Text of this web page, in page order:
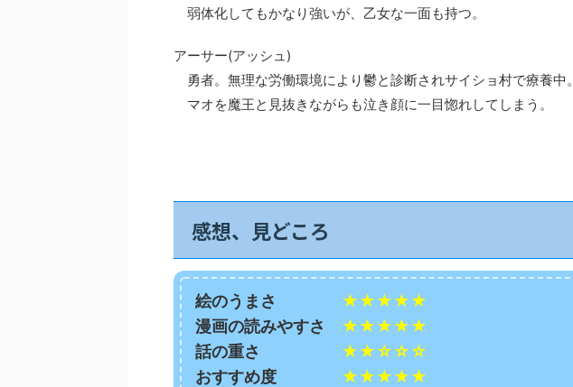
弱体化してもかなり強いが、乙女な一面も持つ。
アーサー(アッシュ)
勇者。無理な労働環境により鬱と診断されサイショ村で療養中。
マオを魔王と見抜きながらも泣き顔に一目惚れしてしまう。
感想、見どころ
絵のうまさ ★★★★★
漫画の読みやすさ ★★★★★
話の重さ ★★☆☆☆
おすすめ度 ★★★★★